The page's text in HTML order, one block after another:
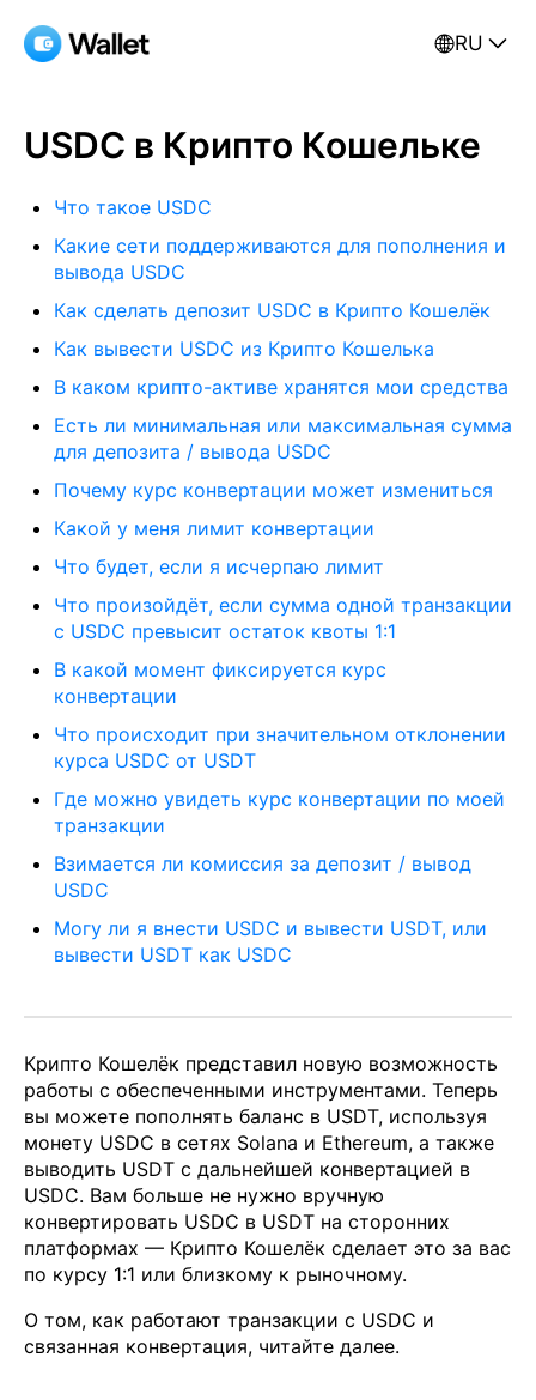
RU
USDC в Крипто Кошельке
Что такое USDC
Какие сети поддерживаются для пополнения и
вывода USDC
Как сделать депозит USDC в Крипто Кошелёк
Как вывести USDC из Крипто Кошелька
В каком крипто-активе хранятся мои средства
Есть ли минимальная или максимальная сумма
для депозита / вывода USDC
Почему курс конвертации может измениться
Какой у меня лимит конвертации
Что будет, если я исчерпаю лимит
Что произойдёт, если сумма одной транзакции
с USDC превысит остаток квоты 1:1
В какой момент фиксируется курс
конвертации
Что происходит при значительном отклонении
курса USDC от USDT
Где можно увидеть курс конвертации по моей
транзакции
Взимается ли комиссия за депозит / вывод
USDC
Могу ли я внести USDC и вывести USDT, или
вывести USDT как USDC
Крипто Кошелёк представил новую возможность
работы с обеспеченными инструментами. Теперь
вы можете пополнять баланс в USDT, используя
монету USDC в сетях Solana и Ethereum, а также
выводить USDT с дальнейшей конвертацией в
USDC. Вам больше не нужно вручную
конвертировать USDC в USDT на сторонних
платформах — Крипто Кошелёк сделает это за вас
по курсу 1:1 или близкому к рыночному.
О том, как работают транзакции с USDC и
связанная конвертация, читайте далее.